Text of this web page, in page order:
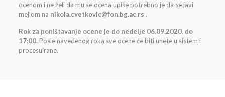
ocenom i ne želi da mu se ocena upiše potrebno je da se javi
mejlom na nikola.cvetkovic@fon.bg.ac.rs .
Rok za poništavanje ocene je do nedelje 06.09.2020. do
17:00.Posle navedenog roka sve ocene će biti unete u sistem i
procesuirane.